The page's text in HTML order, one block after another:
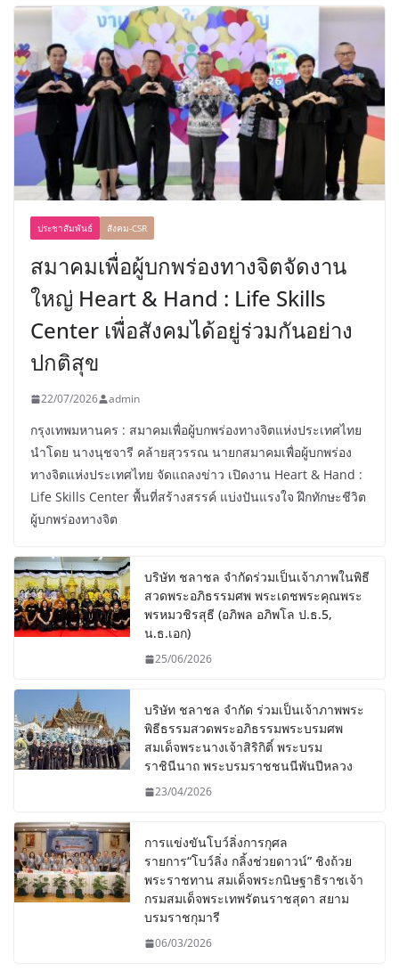
ประชาสัมพันธ์ สังคม-CSR
สมาคมเพื่อผู้บกพร่องทางจิตจัดงาน
ใหญ่ Heart & Hand : Life Skills
Center เพื่อสังคมได้อยู่ร่วมกันอย่าง
ปกติสุข
22/07/2026 admin
กรุงเทพมหานคร : สมาคมเพื่อผู้บกพร่องทางจิตแห่งประเทศไทย
นำโดย นางนุชจารี คล้ายสุวรรณ นายกสมาคมเพื่อผู้บกพร่อง
ทางจิตแห่งประเทศไทย จัดแถลงข่าว เปิดงาน Heart & Hand :
Life Skills Center พื้นที่สร้างสรรค์ แบ่งปันแรงใจ ฝึกทักษะชีวิต
ผู้บกพร่องทางจิต
บริษัท ชลาชล จำกัดร่วมเป็นเจ้าภาพในพิธี
สวดพระอภิธรรมศพ พระเดชพระคุณพระ
พรหมวชิรสุธี (อภิพล อภิพโล ป.ธ.5,
น.ธ.เอก)
25/06/2026
บริษัท ชลาชล จำกัด ร่วมเป็นเจ้าภาพพระ
พิธีธรรมสวดพระอภิธรรมพระบรมศพ
สมเด็จพระนางเจ้าสิริกิติ์ พระบรม
ราชินีนาถ พระบรมราชชนนีพันปีหลวง
23/04/2026
การแข่งขันโบว์ลิ่งการกุศล
รายการ“โบว์ลิ่ง กลิ้งช่วยดาวน์” ชิงถ้วย
พระราชทาน สมเด็จพระกนิษฐาธิราชเจ้า
กรมสมเด็จพระเทพรัตนราชสุดา สยาม
บรมราชกุมารี
06/03/2026